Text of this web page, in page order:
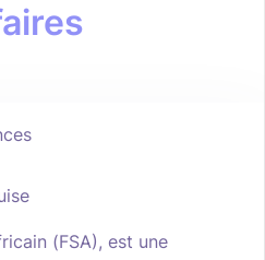
(FSA), est une